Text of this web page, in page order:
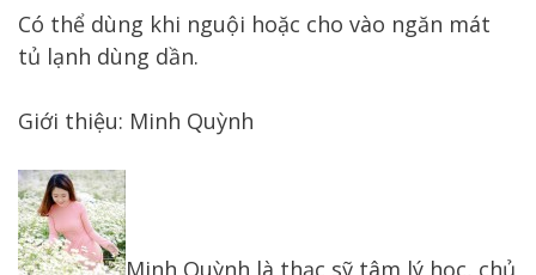
Có thể dùng khi nguội hoặc cho vào ngăn mát
tủ lạnh dùng dần.
Giới thiệu: Minh Quỳnh
Minh Quỳnh là thạc sỹ tâm lý học, chủ